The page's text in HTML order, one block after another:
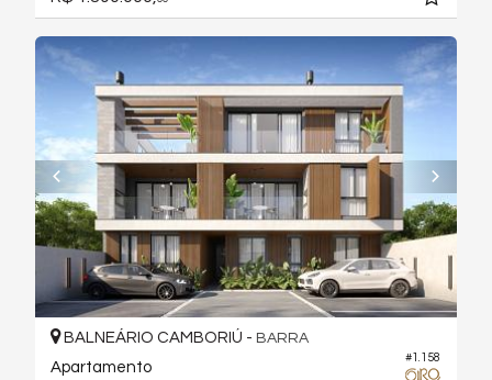
#1.158
BALNEÁRIO CAMBORIÚ - BARRA
Apartamento